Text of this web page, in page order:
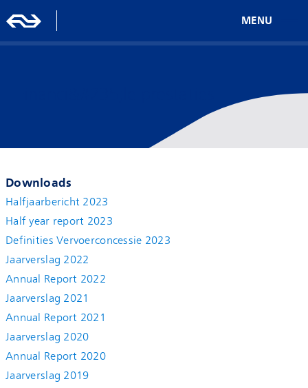
MENU
Downloads
Halfjaarbericht 2023
Half year report 2023
Definities Vervoerconcessie 2023
Jaarverslag 2022
Annual Report 2022
Jaarverslag 2021
Annual Report 2021
Jaarverslag 2020
Annual Report 2020
Jaarverslag 2019